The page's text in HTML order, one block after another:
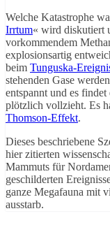
Welche Katastrophe
Irrtum« wird diskutiert
vorkommendem
explosionsartig
beim Tunguska-
stehenden Gase
entspannt und es
plötzlich vollzieht. Es
Thomson-Effekt.
Dieses beschriebene
hier zitierten
Mammuts für
geschilderten
ganze Megafauna mit
ausstarb.